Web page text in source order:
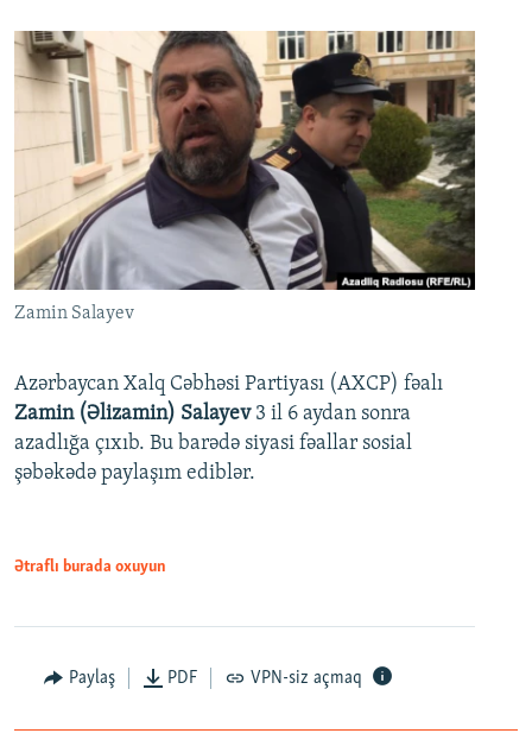
Zamin Salayev
Azərbaycan Xalq Cəbhəsi Partiyası (AXCP) fəalı
Zamin (Əlizamin) Salayev 3 il 6 aydan sonra
azadlığa çıxıb. Bu barədə siyasi fəallar sosial
şəbəkədə paylaşım ediblər.
Ətraflı burada oxuyun
Paylaş PDF VPN-siz açmaq